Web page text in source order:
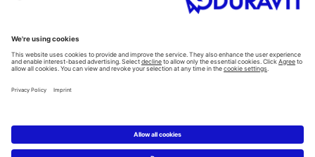
Facebook
Instagram
Pinterest
Blog
Linked In
Copyright © 2026 Duravit AG